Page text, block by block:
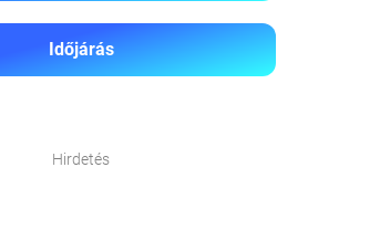
Időjárás
Hirdetés